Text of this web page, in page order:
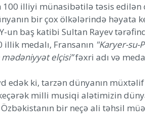
100 illiyi münasibətilə təsis edilən
bir çox ölkələrində həyata
un baş katibi Sultan Rayev
illik medalı, Fransanın "Karyer-su-
mədəniyyət elçisi”fəxri adı və
edək ki, tarzən dünyanın
milli musiqi alətimizin
bir neçə ali təhsil